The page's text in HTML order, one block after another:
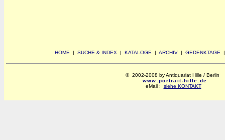
HOME | SUCHE & INDEX | KATALOGE | ARCHIV | GEDENKTAGE
© 2002-2008 by Antiquariat Hille / Berlin
www.portrait-hille.de
eMail : siehe KONTAKT